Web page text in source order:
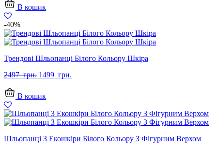
В кошик
-40%
Трендові Шльопанці Білого Кольору Шкіра
2497 грн. Оригінальна
грн..
1499 грн.
В кошик
Шльопанці З Екошкіри Білого Кольору З Фігурним Верхом